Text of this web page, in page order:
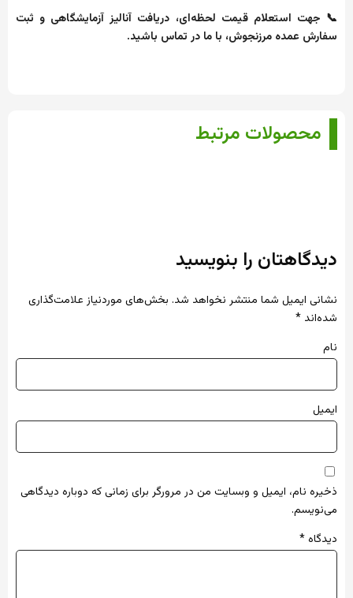
📞 جهت استعلام قیمت لحظه‌ای، دریافت آنالیز آزمایشگاهی و ثبت
سفارش عمده مرزنجوش، با ما در تماس باشید.
محصولات مرتبط
دیدگاهتان را بنویسید
نشانی ایمیل شما منتشر نخواهد شد. بخش‌های موردنیاز علامت‌گذاری
شده‌اند *
نام
ایمیل
ذخیره نام، ایمیل و وبسایت من در مرورگر برای زمانی که دوباره دیدگاهی
می‌نویسم.
دیدگاه*